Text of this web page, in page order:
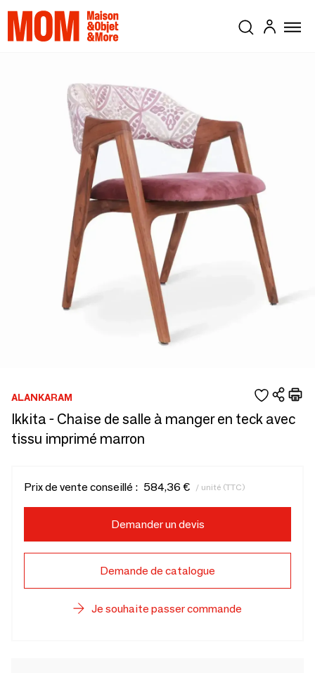
ALANKARAM
Ikkita - Chaise de salle à manger en teck avec
tissu imprimé marron
Prix de vente conseillé : 584,36 € / unité (TTC)
Demander un devis
Demande de catalogue
Je souhaite passer commande